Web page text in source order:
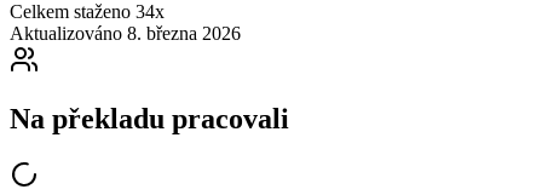
Celkem staženo 34x
Aktualizováno 8. března 2026
Na překladu pracovali